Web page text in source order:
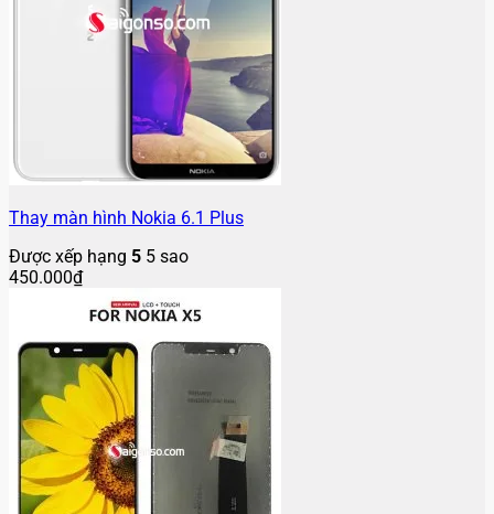
Thay màn hình Nokia 6.1 Plus
Được xếp hạng 5 5 sao
450.000₫